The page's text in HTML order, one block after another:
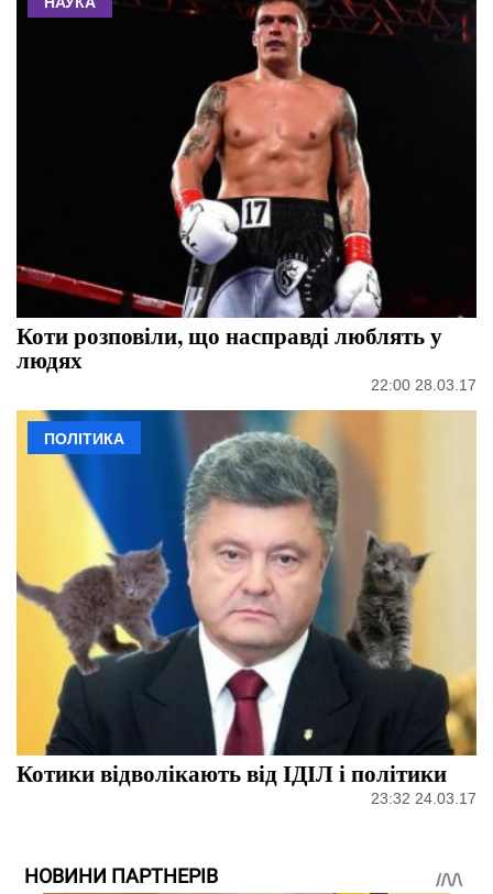
Коти розповіли, що насправді люблять у
людях
22:00 28.03.17
ПОЛІТИКА
Котики відволікають від ІДІЛ і політики
23:32 24.03.17
НОВИНИ ПАРТНЕРІВ